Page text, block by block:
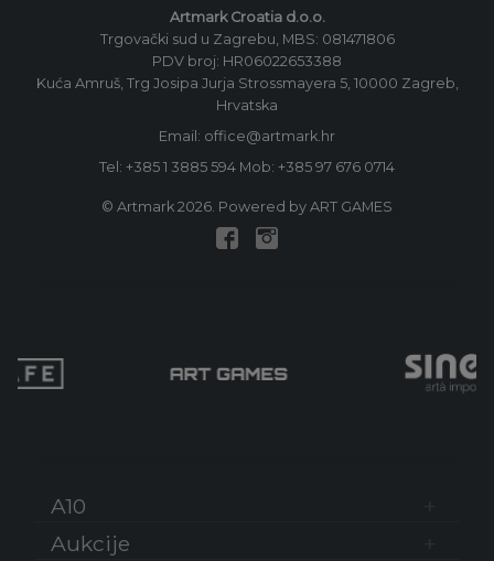
Artmark Croatia d.o.o.
Trgovački sud u Zagrebu, MBS: 081471806
PDV broj: HR06022653388
Kuća Amruš, Trg Josipa Jurja Strossmayera 5, 10000 Zagreb,
Hrvatska
Email: office@artmark.hr
Tel: +385 1 3885 594 Mob: +385 97 676 0714
© Artmark 2026. Powered by ART GAMES
A10
Aukcije